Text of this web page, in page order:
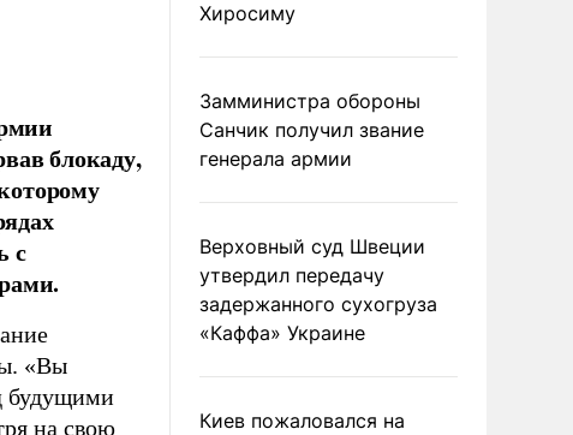
блокаду,
с
«Вы
будущими
на свою
Хиросиму
Замминистра обороны
Санчик получил звание
генерала армии
Верховный суд Швеции
утвердил передачу
задержанного сухогруза
«Каффа» Украине
Киев пожаловался на